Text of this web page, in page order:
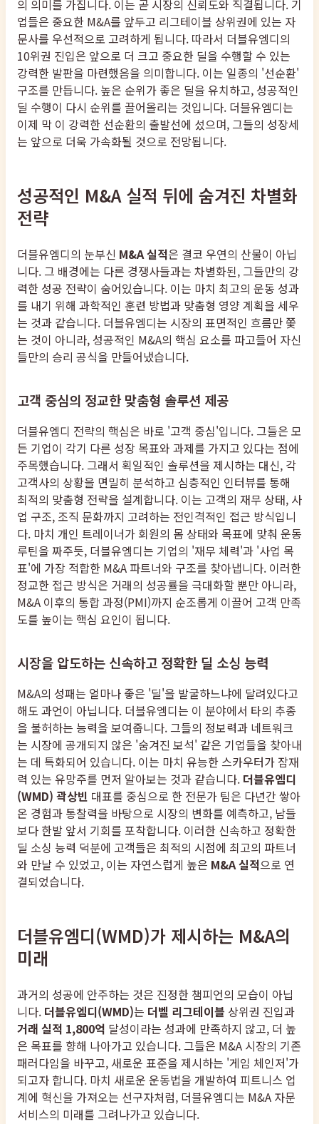
의 의미를 가집니다. 이는 곧 시장의 신뢰도와 직결됩니다. 기
업들은 중요한 M&A를 앞두고 리그테이블 상위권에 있는 자
문사를 우선적으로 고려하게 됩니다. 따라서 더블유엠디의
10위권 진입은 앞으로 더 크고 중요한 딜을 수행할 수 있는
강력한 발판을 마련했음을 의미합니다. 이는 일종의 '선순환'
구조를 만듭니다. 높은 순위가 좋은 딜을 유치하고, 성공적인
딜 수행이 다시 순위를 끌어올리는 것입니다. 더블유엠디는
이제 막 이 강력한 선순환의 출발선에 섰으며, 그들의 성장세
는 앞으로 더욱 가속화될 것으로 전망됩니다.
성공적인 M&A 실적 뒤에 숨겨진 차별화
전략
더블유엠디의 눈부신 M&A 실적은 결코 우연의 산물이 아닙
니다. 그 배경에는 다른 경쟁사들과는 차별화된, 그들만의 강
력한 성공 전략이 숨어있습니다. 이는 마치 최고의 운동 성과
를 내기 위해 과학적인 훈련 방법과 맞춤형 영양 계획을 세우
는 것과 같습니다. 더블유엠디는 시장의 표면적인 흐름만 쫓
는 것이 아니라, 성공적인 M&A의 핵심 요소를 파고들어 자신
들만의 승리 공식을 만들어냈습니다.
고객 중심의 정교한 맞춤형 솔루션 제공
더블유엠디 전략의 핵심은 바로 '고객 중심'입니다. 그들은 모
든 기업이 각기 다른 성장 목표와 과제를 가지고 있다는 점에
주목했습니다. 그래서 획일적인 솔루션을 제시하는 대신, 각
고객사의 상황을 면밀히 분석하고 심층적인 인터뷰를 통해
최적의 맞춤형 전략을 설계합니다. 이는 고객의 재무 상태, 사
업 구조, 조직 문화까지 고려하는 전인격적인 접근 방식입니
다. 마치 개인 트레이너가 회원의 몸 상태와 목표에 맞춰 운동
루틴을 짜주듯, 더블유엠디는 기업의 '재무 체력'과 '사업 목
표'에 가장 적합한 M&A 파트너와 구조를 찾아냅니다. 이러한
정교한 접근 방식은 거래의 성공률을 극대화할 뿐만 아니라,
M&A 이후의 통합 과정(PMI)까지 순조롭게 이끌어 고객 만족
도를 높이는 핵심 요인이 됩니다.
시장을 압도하는 신속하고 정확한 딜 소싱 능력
M&A의 성패는 얼마나 좋은 '딜'을 발굴하느냐에 달려있다고
해도 과언이 아닙니다. 더블유엠디는 이 분야에서 타의 추종
을 불허하는 능력을 보여줍니다. 그들의 정보력과 네트워크
는 시장에 공개되지 않은 '숨겨진 보석' 같은 기업들을 찾아내
는 데 특화되어 있습니다. 이는 마치 유능한 스카우터가 잠재
력 있는 유망주를 먼저 알아보는 것과 같습니다. 더블유엠디
(WMD) 곽상빈 대표를 중심으로 한 전문가 팀은 다년간 쌓아
온 경험과 통찰력을 바탕으로 시장의 변화를 예측하고, 남들
보다 한발 앞서 기회를 포착합니다. 이러한 신속하고 정확한
딜 소싱 능력 덕분에 고객들은 최적의 시점에 최고의 파트너
와 만날 수 있었고, 이는 자연스럽게 높은 M&A 실적으로 연
결되었습니다.
더블유엠디(WMD)가 제시하는 M&A의
미래
과거의 성공에 안주하는 것은 진정한 챔피언의 모습이 아닙
니다. 더블유엠디(WMD)는 더벨 리그테이블 상위권 진입과
거래 실적 1,800억 달성이라는 성과에 만족하지 않고, 더 높
은 목표를 향해 나아가고 있습니다. 그들은 M&A 시장의 기존
패러다임을 바꾸고, 새로운 표준을 제시하는 '게임 체인저'가
되고자 합니다. 마치 새로운 운동법을 개발하여 피트니스 업
계에 혁신을 가져오는 선구자처럼, 더블유엠디는 M&A 자문
서비스의 미래를 그려나가고 있습니다.